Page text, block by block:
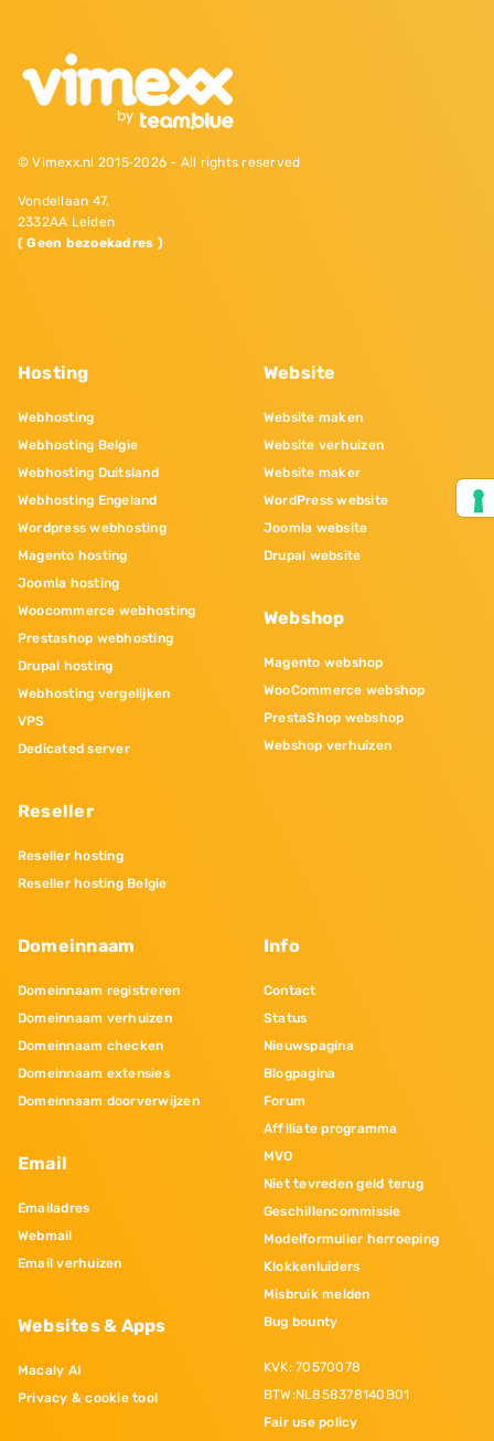
© Vimexx.nl 2015‐2026 - All rights reserved
Vondellaan 47,
2332AA Leiden
( Geen bezoekadres )
Hosting
Webhosting
Webhosting Belgie
Webhosting Duitsland
Webhosting Engeland
Wordpress webhosting
Magento hosting
Joomla hosting
Woocommerce webhosting
Prestashop webhosting
Drupal hosting
Webhosting vergelijken
VPS
Dedicated server
Reseller
Reseller hosting
Reseller hosting Belgie
Website
Website maken
Website verhuizen
Website maker
WordPress website
Joomla website
Drupal website
Webshop
Magento webshop
WooCommerce webshop
PrestaShop webshop
Webshop verhuizen
Domeinnaam
Domeinnaam registreren
Domeinnaam verhuizen
Domeinnaam checken
Domeinnaam extensies
Domeinnaam doorverwijzen
Email
Emailadres
Webmail
Email verhuizen
Websites & Apps
Macaly AI
Privacy & cookie tool
Info
Contact
Status
Nieuwspagina
Blogpagina
Forum
Affiliate programma
MVO
Niet tevreden geld terug
Geschillencommissie
Modelformulier herroeping
Klokkenluiders
Misbruik melden
Bug bounty
KVK: 70570078
BTW:NL858378140B01
Fair use policy